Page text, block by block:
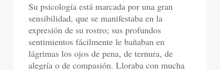
Su psicología está marcada por una gran
sensibilidad, que se manifestaba en la
expresión de su rostro; sus profundos
sentimientos fácilmente le bañaban en
lágrimas los ojos de pena, de ternura, de
alegría o de compasión. Lloraba con mucha